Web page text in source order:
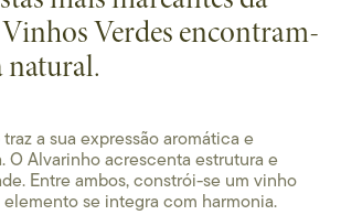
Verdes encontram-
natural.
a sua expressão aromática e
O Alvarinho acrescenta estrutura e
Entre ambos, constrói-se um vinho
se integra com harmonia.